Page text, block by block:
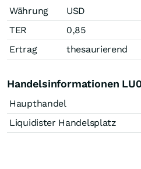
Währung
USD
TER
0,85
Ertrag
thesaurierend
Handelsinformationen
Haupthandel
Liquidister Handelsplatz